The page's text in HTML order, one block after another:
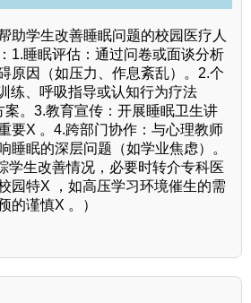
助学生改善睡眠问题的校园医疗人
1.睡眠评估：通过问卷或面谈分析
原因（如压力、作息紊乱）。2.个
练、呼吸指导或认知行为疗法
案。3.教育宣传：开展睡眠卫生讲
要X 。4.跨部门协作：与心理教师
睡眠的深层问题（如学业焦虑）。
学生改善情况，必要时转介专科医
园特X ，如高压学习环境催生的需
的谨慎X 。）